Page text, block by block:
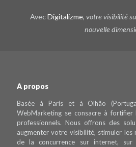
AvecDigitalizme, votre visibilité
nouvelle
A propos
Basée à Paris et à Olhão
WebMarketing se consacre à fortifier
professionnels. Nous offrons des
augmenter votre visibilité, stimuler les
de la concurrence sur internet,